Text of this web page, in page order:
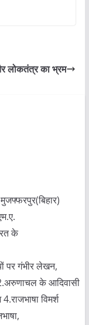
लोकतंत्र का भ्रम
के
पर गंभीर लेखन,
के आदिवासी
विमर्श